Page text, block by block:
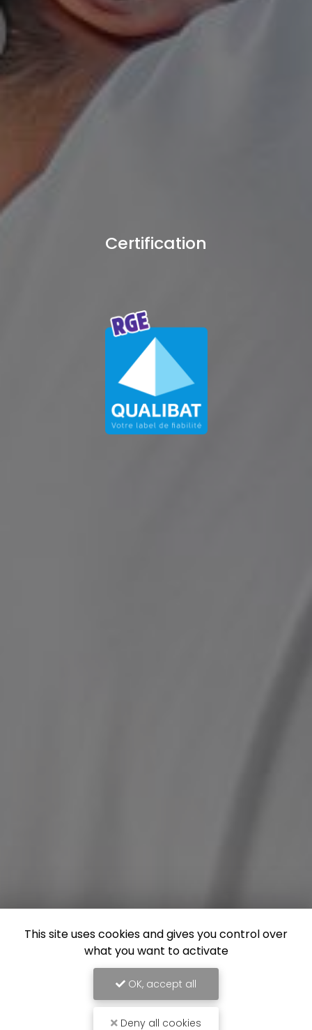
Certification
This site uses cookies and gives you control over
what you want to activate
OK, accept all
Deny all cookies